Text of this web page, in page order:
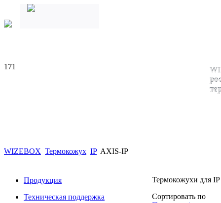
171
WIZEBOX Термокожух IP AXIS-IP
Продукция
Техническая поддержка
Термокожухи для
Сортировать по